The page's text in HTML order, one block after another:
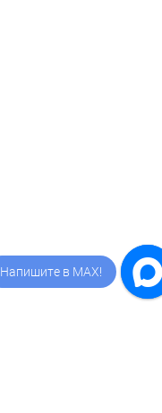
Напишите в MAX!